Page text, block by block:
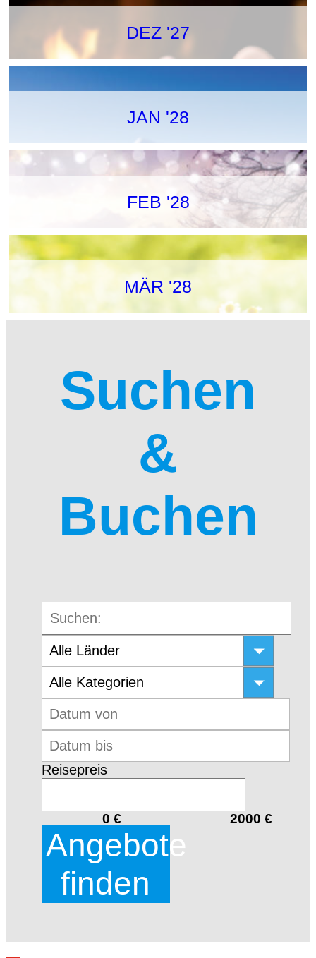
DEZ '27
JAN '28
FEB '28
MÄR '28
Suchen
&
Buchen
Reisepreis
0 € 2000 €
Angebote
finden